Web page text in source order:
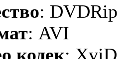
: DVDRip
: AVI
кодек: XviD